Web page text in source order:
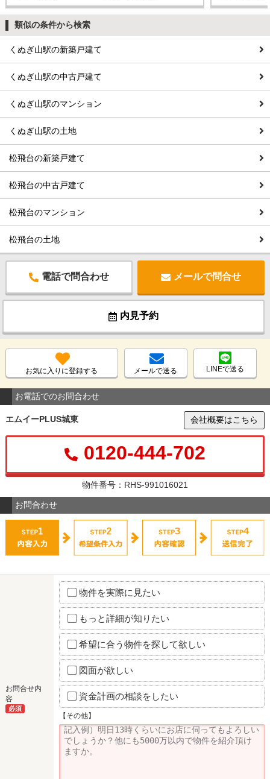
類似の条件から検索
くぬぎ山駅の新築戸建て
くぬぎ山駅の中古戸建て
くぬぎ山駅のマンション
くぬぎ山駅の土地
松飛台の新築戸建て
松飛台の中古戸建て
松飛台のマンション
松飛台の土地
電話で問合わせ メールで問合せ
内見予約
お気に入りに登録する メールで送る LINEで送る
お電話でのお問合わせ
エムイーPLUS城東 会社概要はこちら
0120-444-702
物件番号：RHS-991016021
お問合わせ
お問合せ内
容
必須
物件を実際に見たい
もっと詳細が知りたい
希望に合う物件を探して欲しい
図面が欲しい
資金計画の相談をしたい
【その他】